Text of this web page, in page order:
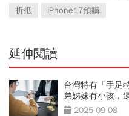
折抵
iPhone17預購
延伸閱讀
台灣特有「手足
弟姊妹有小孩，
遺產？
2025-09-08